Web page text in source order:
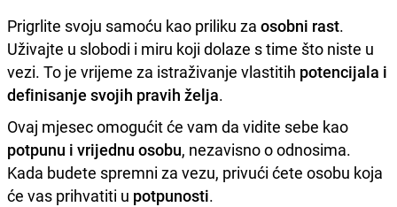
Prigrlite svoju samoću kao priliku za osobni rast.
Uživajte u slobodi i miru koji dolaze s time što niste u
vezi. To je vrijeme za istraživanje vlastitih potencijala i
definisanje svojih pravih želja.
Ovaj mjesec omogućit će vam da vidite sebe kao
potpunu i vrijednu osobu, nezavisno o odnosima.
Kada budete spremni za vezu, privući ćete osobu koja
će vas prihvatiti u potpunosti.